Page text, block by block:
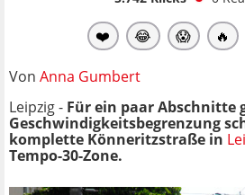
❤️ 😂 😱 🔥
Von Anna Gumbert
Leipzig - Für ein paar Abschnitte
Geschwindigkeitsbegrenzung
komplette Könneritzstraße in
Tempo-30-Zone.